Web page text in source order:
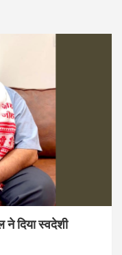
ने दिया स्वदेशी